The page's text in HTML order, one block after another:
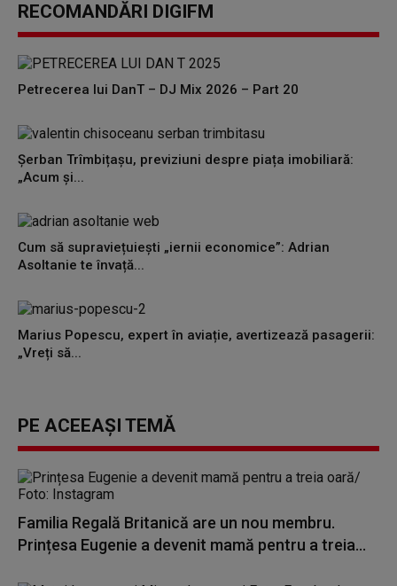
RECOMANDĂRI DIGIFM
Petrecerea lui DanT – DJ Mix 2026 – Part 20
Șerban Trîmbițașu, previziuni despre piața imobiliară:
„Acum și...
Cum să supraviețuiești „iernii economice”: Adrian
Asoltanie te învață...
Marius Popescu, expert în aviație, avertizează pasagerii:
„Vreți să...
PE ACEEAȘI TEMĂ
Familia Regală Britanică are un nou membru.
Prințesa Eugenie a devenit mamă pentru a treia...